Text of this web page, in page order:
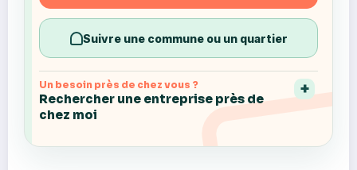
Suivre une commune ou un quartier
Un besoin près de chez vous ?
Rechercher une entreprise près de
chez moi